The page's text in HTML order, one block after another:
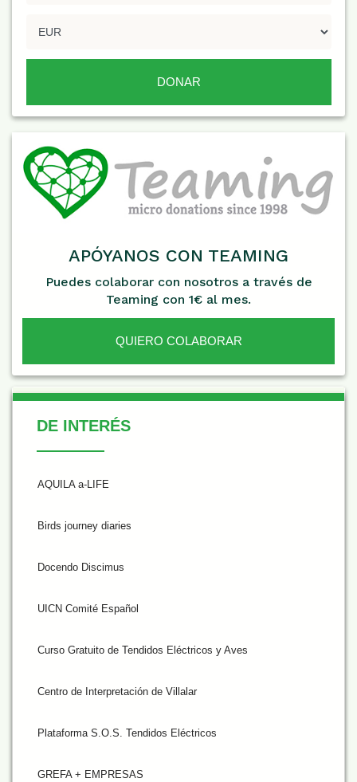
APÓYANOS CON TEAMING
Puedes colaborar con nosotros a través de
Teaming con 1€ al mes.
QUIERO COLABORAR
De Interés
DE INTERÉS
AQUILA a-LIFE
Birds journey diaries
Docendo Discimus
UICN Comité Español
Curso Gratuito de Tendidos Eléctricos y Aves
Centro de Interpretación de Villalar
Plataforma S.O.S. Tendidos Eléctricos
GREFA + EMPRESAS